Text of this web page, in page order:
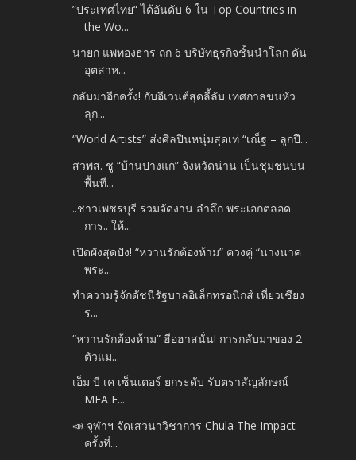
”ประเทศไทย“ ได้อันดับ 6 ใน Top Countries in
the Wo...
นายก แพทองธาร ถก 6 บริษัทธุรกิจชั้นนำโลก ดัน
อุตสาห...
กลับมาอีกครั้ง! กับอีเวนต์สุดลี้ลับ เทศกาลขนหัว
ลุก...
“World Artists” ส่งศิลปินหนุ่มสุดเท่ “เณ็ฐ – ลูกปื...
สวพส. ชู “บ้านปางแก” จังหวัดน่าน เป็นชุมชนบน
พื้นที...
..ชาวเพชรบุรี ร่วมจัดงาน ลำลึก พระเอกตลอด
การ.. ให้...
เปิดผังสุดปัง! “หวานรักต้องห้าม” ควงคู่ “นางนาค
พระ...
ทำความรู้จักดัชนีรัฐบาลอิเล็กทรอนิกส์ เที่ยวเชียง
ร...
“หวานรักต้องห้าม” ฮือฮาสนั่น! การกลับมาของ 2
ตัวแม...
เอ็ม บี เค เซ็นเตอร์ ยกระดับ รับตราสัญลักษณ์
MEA E...
📣 จุฬาฯ จัดเสวนาวิชาการ Chula The Impact
ครั้งที่...